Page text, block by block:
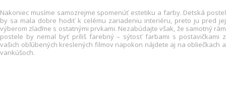
Nakoniec musíme samozrejme spomenúť estetiku a farby. Detská posteľ
by sa mala dobre hodiť k celému zariadeniu interiéru, preto ju pred jej
výberom zlaďme s ostatnými prvkami. Nezabúdajte však, že samotný rám
postele by nemal byť príliš farebný – sýtosť farbami s postavičkami z
vašich obľúbených kreslených filmov napokon nájdete aj na obliečkach a
vankúšoch.